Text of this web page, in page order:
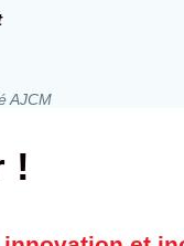
AJCM
!